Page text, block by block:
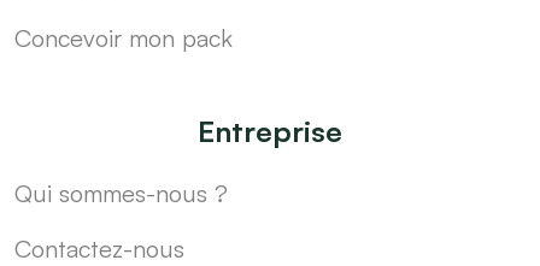
Concevoir mon pack
Entreprise
Qui sommes-nous ?
Contactez-nous